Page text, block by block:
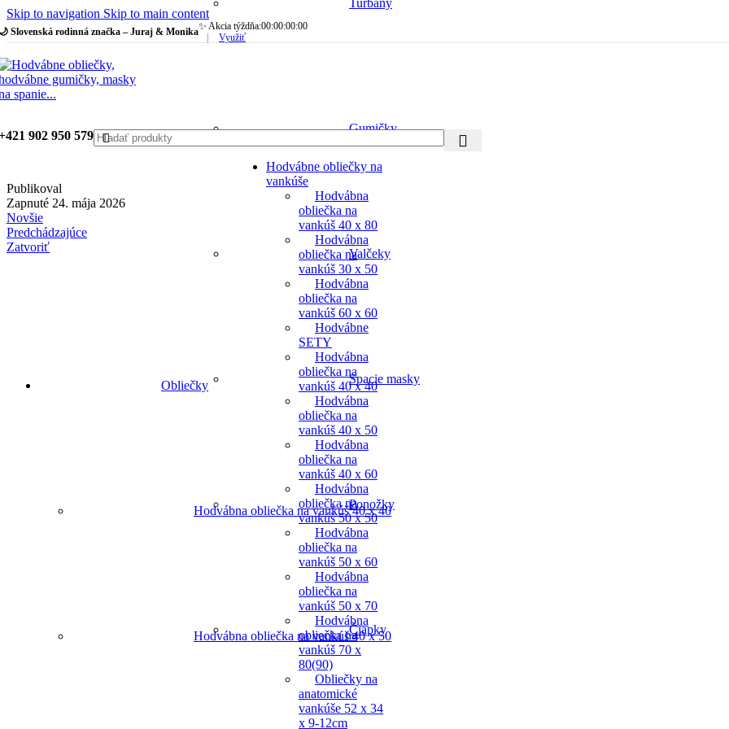
Skip to navigation Skip to main content
Slovenská rodinná značka – Juraj & Monika✨ Akcia týždňa:00:00:00:00
Využiť
Turbany
Gumičky
Valčeky
Spacie masky
Ponožky
Čiapky
902 950 579
Hodvábne obliečky na
vankúše
Hodvábna
obliečka na
vankúš 40 x 80
Hodvábna
obliečka na
vankúš 30 x 50
Hodvábna
obliečka na
vankúš 60 x 60
Hodvábne
SETY
Hodvábna
obliečka na
vankúš 40 x 40
Hodvábna
obliečka na
vankúš 40 x 50
Hodvábna
obliečka na
vankúš 40 x 60
Hodvábna
obliečka na
vankúš 50 x 50
Hodvábna
obliečka na
vankúš 50 x 60
Hodvábna
obliečka na
vankúš 50 x 70
Hodvábna
obliečka na
vankúš 70 x
80(90)
Obliečky na
anatomické
vankúše 52 x 34
x 9-12cm
Publikoval
Zapnuté 24. mája 2026
Novšie
Predchádzajúce
Zatvoriť
Obliečky
Hodvábna obliečka na vankúš 40 x 40
Hodvábna obliečka na vankúš 40 x 50